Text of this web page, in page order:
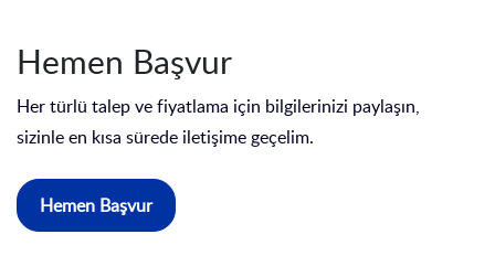
Hemen Başvur
Her türlü talep ve fiyatlama için bilgilerinizi paylaşın,
sizinle en kısa sürede iletişime geçelim.
Hemen Başvur